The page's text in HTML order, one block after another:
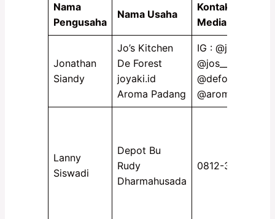
Nama
Pengusaha
Nama Usaha
Kontak Bisnis
Media Sosial,
Jonathan
Siandy
Jo’s Kitchen
De Forest
joyaki.id
Aroma Padang
IG :
@jos__kitchenn
@deforest_id
@aroma_padang
Lanny
Siswadi
Depot Bu
Rudy
Dharmahusada
0812-3456-5110